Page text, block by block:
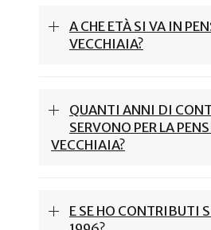
A CHE ETÀ SI VA IN
VECCHIAIA?
QUANTI ANNI DI
SERVONO PER LA
VECCHIAIA?
E SE HO CONTRIBUTI